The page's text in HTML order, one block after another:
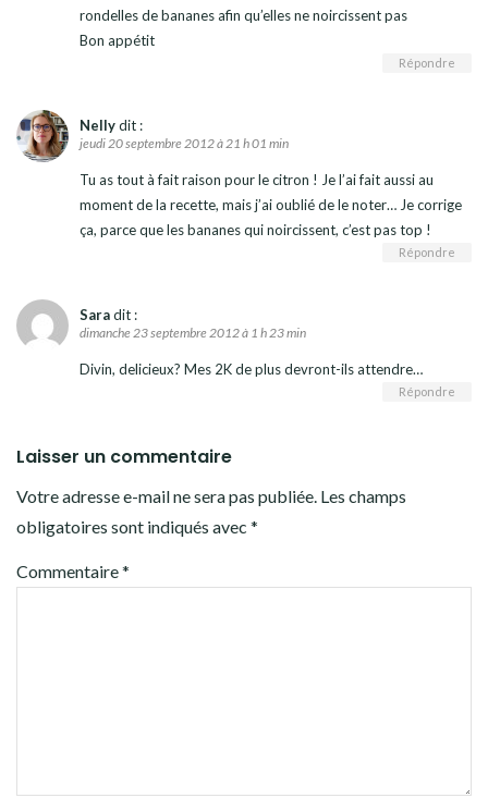
rondelles de bananes afin qu’elles ne noircissent pas
Bon appétit
Répondre
Nellydit :
jeudi 20 septembre 2012 à 21 h 01 min
Tu as tout à fait raison pour le citron ! Je l’ai fait aussi au
moment de la recette, mais j’ai oublié de le noter… Je corrige
ça, parce que les bananes qui noircissent, c’est pas top !
Répondre
Saradit :
dimanche 23 septembre 2012 à 1 h 23 min
Divin, delicieux? Mes 2K de plus devront-ils attendre…
Répondre
Laisser un commentaire
Votre adresse e-mail ne sera pas publiée. Les champs
obligatoires sont indiqués avec *
Commentaire*